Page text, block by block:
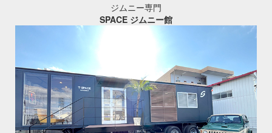
ジムニー専門
SPACE ジムニー館